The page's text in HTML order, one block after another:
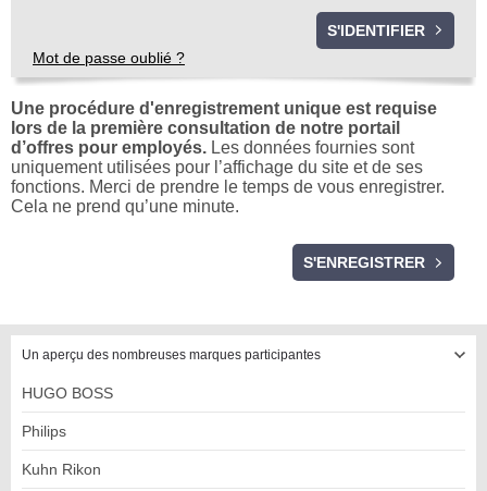
Mot de passe oublié ?
Une procédure d'enregistrement unique est requise
lors de la première consultation de notre portail
d’offres pour employés. Les données fournies sont
uniquement utilisées pour l’affichage du site et de ses
fonctions. Merci de prendre le temps de vous enregistrer.
Cela ne prend qu’une minute.
S'ENREGISTRER
Un aperçu des nombreuses marques participantes
HUGO BOSS
Philips
Kuhn Rikon